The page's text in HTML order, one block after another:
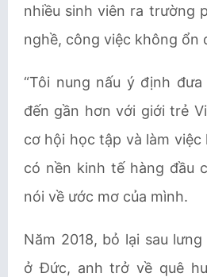
nhiều sinh viên ra trường
nghề, công việc không ổn
“Tôi nung nấu ý định
đến gần hơn với giới trẻ
cơ hội học tập và làm việc
có nền kinh tế hàng đầu
nói về ước mơ của mình.
Năm 2018, bỏ lại sau
ở Đức, anh trở về quê